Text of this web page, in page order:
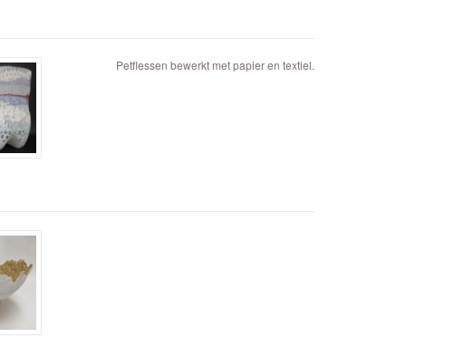
Petflessen bewerkt met papier en textiel.